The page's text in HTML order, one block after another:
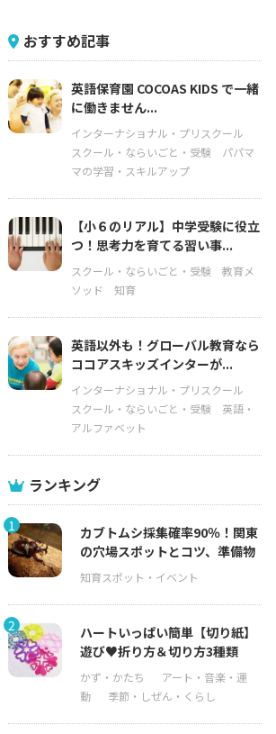
おすすめ記事
英語保育園 COCOAS KIDS で一緒
に働きません...
インターナショナル・プリスクール
スクール・ならいごと・受験
パパマ
マの学習・スキルアップ
【小６のリアル】中学受験に役立
つ！思考力を育てる習い事...
スクール・ならいごと・受験
教育メ
ソッド
知育
英語以外も！グローバル教育なら
ココアスキッズインターが...
インターナショナル・プリスクール
スクール・ならいごと・受験
英語・
アルファベット
ランキング
1
カブトムシ採集確率90％！関東
の穴場スポットとコツ、準備物
2
ハートいっぱい簡単【切り紙】
遊び♥折り方＆切り方3種類